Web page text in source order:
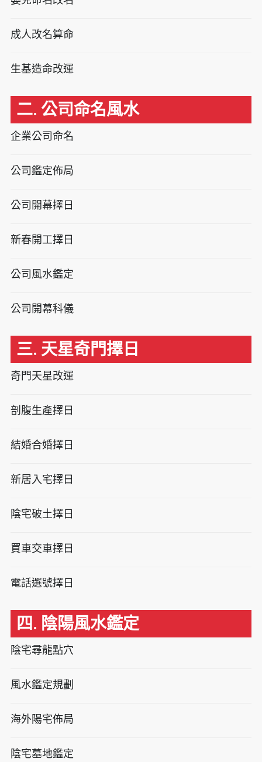
成人改名算命
生基造命改運
二. 公司命名風水
企業公司命名
公司鑑定佈局
公司開幕擇日
新春開工擇日
公司風水鑑定
公司開幕科儀
三. 天星奇門擇日
奇門天星改運
剖腹生產擇日
結婚合婚擇日
新居入宅擇日
陰宅破土擇日
買車交車擇日
電話選號擇日
四. 陰陽風水鑑定
陰宅尋龍點穴
風水鑑定規劃
海外陽宅佈局
陰宅墓地鑑定